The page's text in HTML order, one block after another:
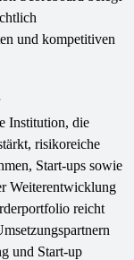
und kompetitiven
Institution, die
risikoreiche
Start-ups sowie
Weiterentwicklung
reicht
und Start-up